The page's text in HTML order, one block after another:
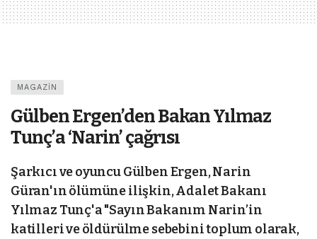
MAGAZIN
Gülben Ergen’den Bakan Yılmaz
Tunç’a ‘Narin’ çağrısı
Şarkıcı ve oyuncu Gülben Ergen, Narin
Güran'ın ölümüne ilişkin, Adalet Bakanı
Yılmaz Tunç'a "Sayın Bakanım Narin’in
katilleri ve öldürülme sebebini toplum olarak,